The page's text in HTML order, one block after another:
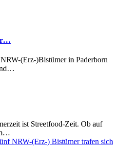
(Erz-)Bistümer in Paderborn
ist Streetfood-Zeit. Ob auf